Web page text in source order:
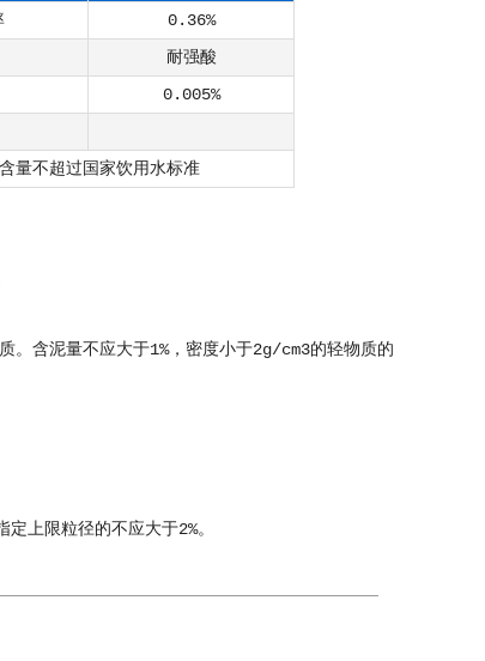
0.36%
耐强酸
0.005%
量不超过国家饮用水标准
含泥量不应大于1%，密度小于2g/cm3的轻物质的
上限粒径的不应大于2%。